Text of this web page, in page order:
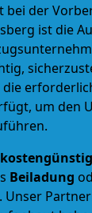
bei der
ist die
um den
kostengünstig
Beiladung
. Unser